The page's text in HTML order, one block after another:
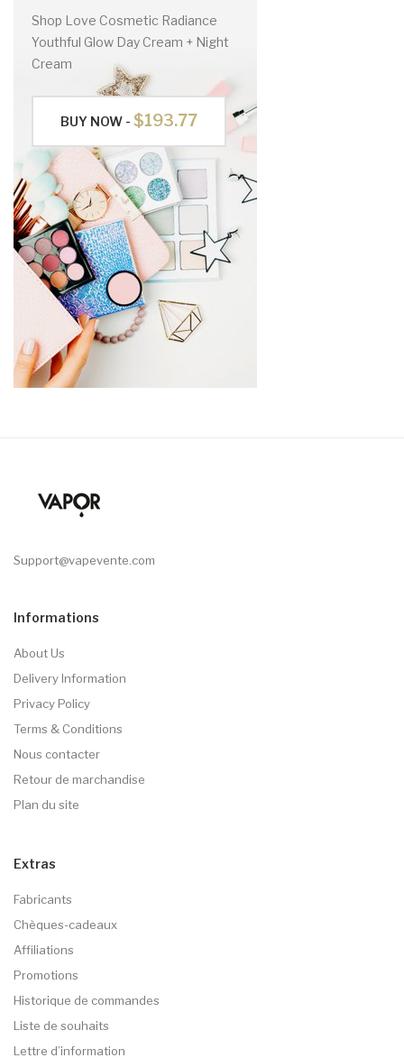
Shop Love Cosmetic Radiance
Youthful Glow Day Cream + Night
Cream
BUY NOW - $193.77
Support@vapevente.com
Informations
About Us
Delivery Information
Privacy Policy
Terms & Conditions
Nous contacter
Retour de marchandise
Plan du site
Extras
Fabricants
Chèques-cadeaux
Affiliations
Promotions
Historique de commandes
Liste de souhaits
Lettre d’information